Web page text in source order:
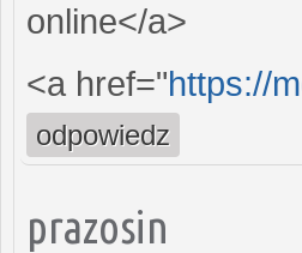
online</a>
<a href="https://
odpowiedz
prazosin